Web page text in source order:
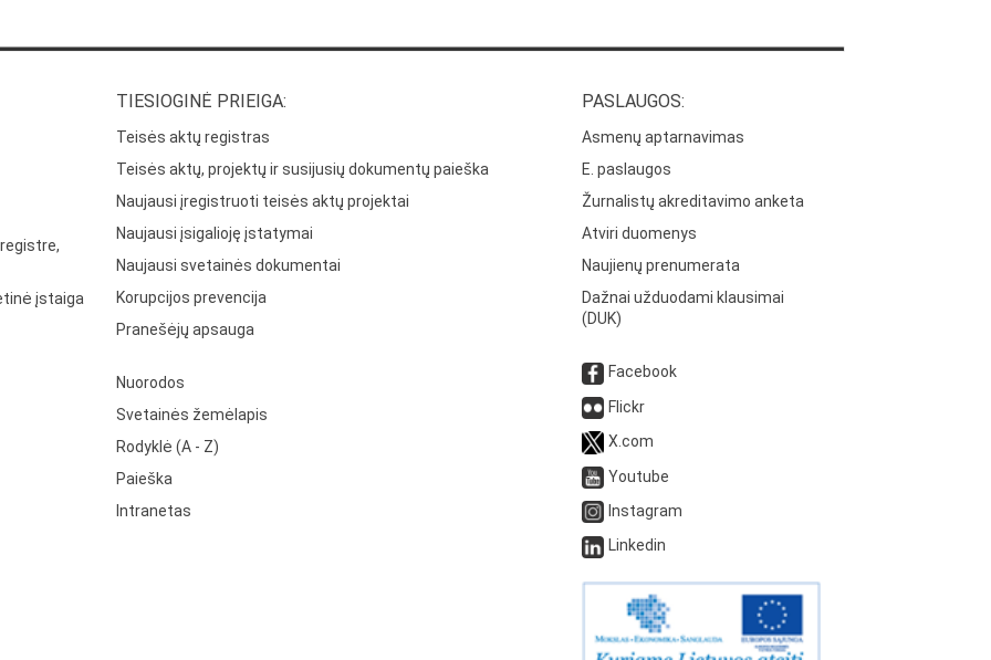
įstaiga
TIESIOGINĖ PRIEIGA:
Teisės aktų registras
Teisės aktų, projektų ir susijusių dokumentų paieška
Naujausi įregistruoti teisės aktų projektai
Naujausi įsigalioję įstatymai
Naujausi svetainės dokumentai
Korupcijos prevencija
Pranešėjų apsauga
Nuorodos
Svetainės žemėlapis
Rodyklė (A - Z)
Paieška
Intranetas
PASLAUGOS:
Asmenų aptarnavimas
E. paslaugos
Žurnalistų akreditavimo anketa
Atviri duomenys
Naujienų prenumerata
Dažnai užduodami klausimai
(DUK)
Facebook
Flickr
X.com
Youtube
Instagram
Linkedin